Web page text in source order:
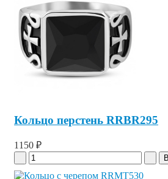
Кольцо перстень RRBR295
1150 ₽